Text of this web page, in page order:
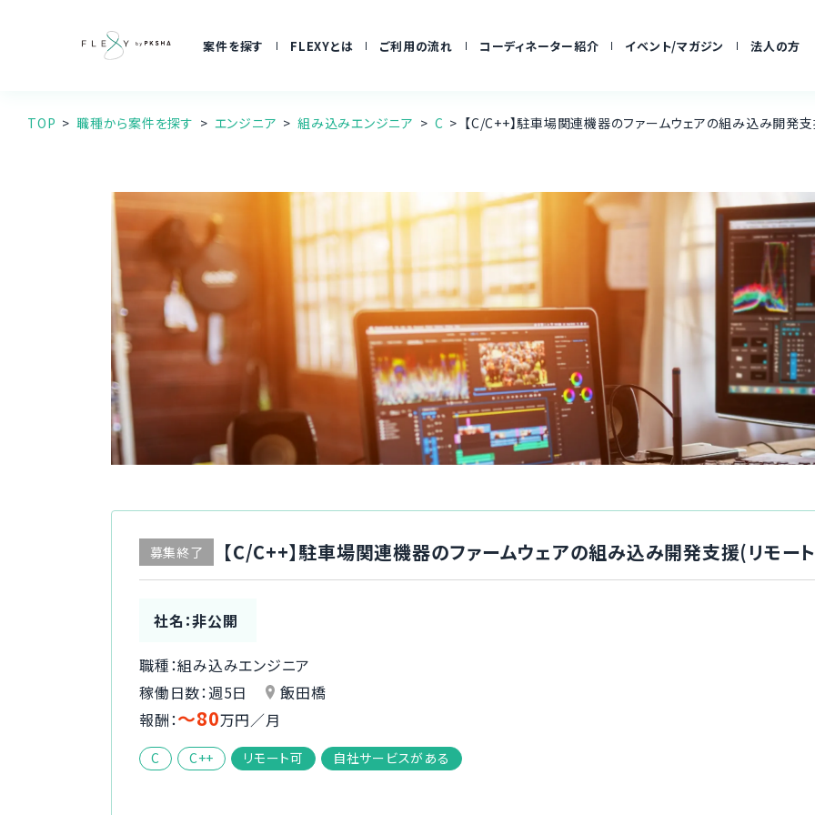
案件を探す FLEXYとは ご利用の流れ コーディネーター紹介 イベント/マガジン 法人の方
TOP 職種から案件を探す エンジニア 組み込みエンジニア C 【C/C++】駐車場関連機器のファームウェアの組み込み開発
募集終了 【C/C++】駐車場関連機器のファームウェアの組み込み開発支援(リモー
社名：非公開
職種：組み込みエンジニア
稼働日数：週5日
飯田橋
報酬：〜80万円／月
C C++ リモート可 自社サービスがある